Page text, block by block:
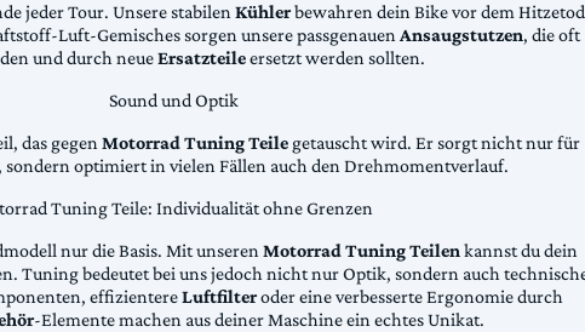
jeder Tour. Unsere stabilenKühlerbewahren dein Bike vor dem
Luft-Gemisches sorgen unsere passgenauenAnsaugstutzen, die oft
und durch neueErsatzteileersetzt werden sollten.
Sound und Optik
das gegenMotorrad Tuning Teile getauscht wird. Er sorgt nicht nur für
sondern optimiert in vielen Fällen auch den Drehmomentverlauf.
Tuning Teile: Individualität ohne Grenzen
nur die Basis. Mit unserenMotorrad Tuning Teilenkannst du dein
Tuning bedeutet bei uns jedoch nicht nur Optik, sondern auch
effizientereLuftfilteroder eine verbesserte Ergonomie durch
-Elemente machen aus deiner Maschine ein echtes Unikat.